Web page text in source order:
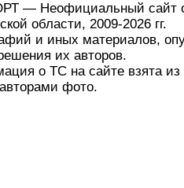
— Неофициальный сайт
области, 2009-2026 гг.
и иных материалов,
их авторов.
о ТС на сайте взята из
фото.